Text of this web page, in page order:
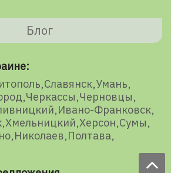
Блог
Славянск Умань
Черкассы Черновцы
Ивано-Франковск
Хмельницкий Херсон Сумы
Николаев Полтава